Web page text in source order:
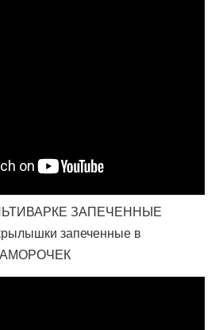
ЗАПЕЧЕННЫЕ
запеченные в